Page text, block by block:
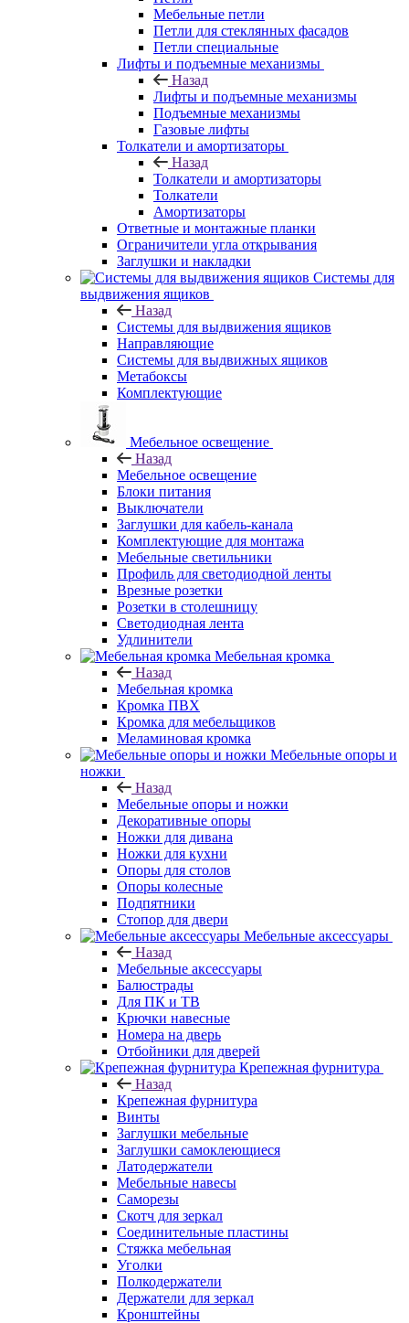
Мебельные петли
Петли для стеклянных фасадов
Петли специальные
Лифты и подъемные механизмы
Назад
Лифты и подъемные механизмы
Подъемные механизмы
Газовые лифты
Толкатели и амортизаторы
Назад
Толкатели и амортизаторы
Толкатели
Амортизаторы
Ответные и монтажные планки
Ограничители угла открывания
Заглушки и накладки
Системы для
выдвижения ящиков
Назад
Системы для выдвижения ящиков
Направляющие
Системы для выдвижных ящиков
Метабоксы
Комплектующие
Мебельное освещение
Назад
Мебельное освещение
Блоки питания
Выключатели
Заглушки для кабель-канала
Комплектующие для монтажа
Мебельные светильники
Профиль для светодиодной ленты
Врезные розетки
Розетки в столешницу
Светодиодная лента
Удлинители
Мебельная кромка
Назад
Мебельная кромка
Кромка ПВХ
Кромка для мебельщиков
Меламиновая кромка
Мебельные опоры и
ножки
Назад
Мебельные опоры и ножки
Декоративные опоры
Ножки для дивана
Ножки для кухни
Опоры для столов
Опоры колесные
Подпятники
Стопор для двери
Мебельные аксессуары
Назад
Мебельные аксессуары
Балюстрады
Для ПК и ТВ
Крючки навесные
Номера на дверь
Отбойники для дверей
Крепежная фурнитура
Назад
Крепежная фурнитура
Винты
Заглушки мебельные
Заглушки самоклеющиеся
Латодержатели
Мебельные навесы
Саморезы
Скотч для зеркал
Соединительные пластины
Стяжка мебельная
Уголки
Полкодержатели
Держатели для зеркал
Кронштейны